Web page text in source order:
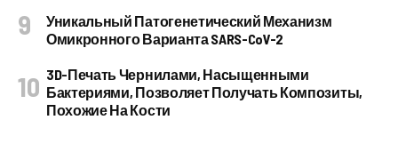
Уникальный Патогенетический Механизм
Омикронного Варианта SARS-CoV-2
3D-Печать Чернилами, Насыщенными
Бактериями, Позволяет Получать Композиты,
Похожие На Кости